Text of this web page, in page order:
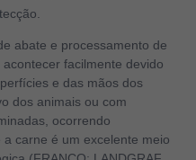
abate e processamento de
facilmente devido
e das mãos dos
dos animais ou com
ocorrendo
carne é um excelente meio